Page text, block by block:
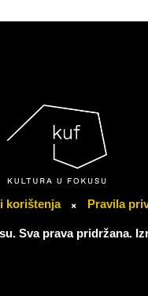
korištenja Pravila
Sva prava pridržana.